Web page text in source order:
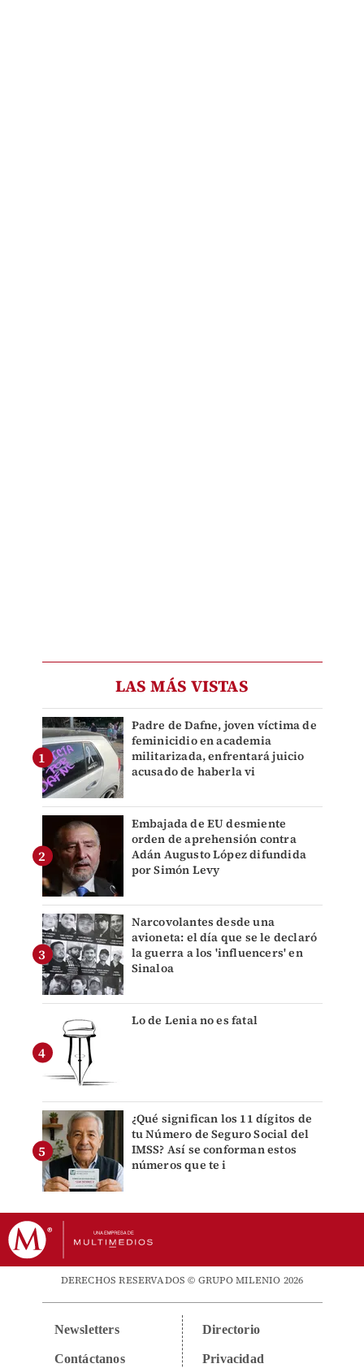
LAS MÁS VISTAS
Padre de Dafne, joven víctima de
feminicidio en academia
militarizada, enfrentará juicio
acusado de haberla vi
Embajada de EU desmiente
orden de aprehensión contra
Adán Augusto López difundida
por Simón Levy
Narcovolantes desde una
avioneta: el día que se le declaró
la guerra a los 'influencers' en
Sinaloa
Lo de Lenia no es fatal
¿Qué significan los 11 dígitos de
tu Número de Seguro Social del
IMSS? Así se conforman estos
números que te i
DERECHOS RESERVADOS © GRUPO MILENIO 2026
Newsletters
Contáctanos
Directorio
Privacidad